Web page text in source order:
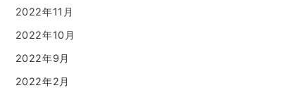
2022年11月
2022年10月
2022年9月
2022年2月